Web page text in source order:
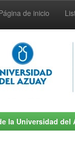
de inicio
la Universidad del